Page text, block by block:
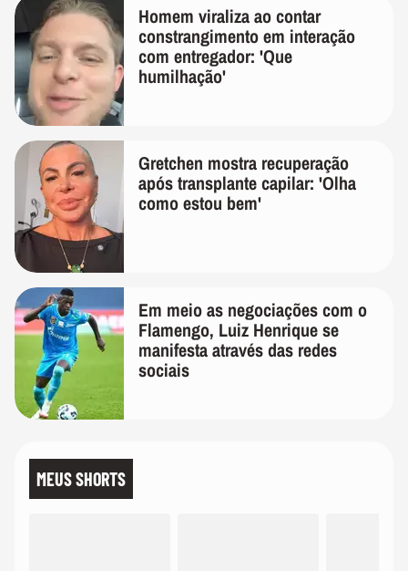
Homem viraliza ao contar
constrangimento em interação
com entregador: 'Que
humilhação'
Gretchen mostra recuperação
após transplante capilar: 'Olha
como estou bem'
Em meio as negociações com o
Flamengo, Luiz Henrique se
manifesta através das redes
sociais
MEUS SHORTS